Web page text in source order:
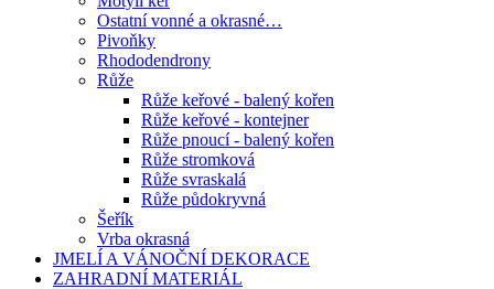
Ostatní vonné a okrasné…
Pivoňky
Rhododendrony
Růže
Růže keřové - balený kořen
Růže keřové - kontejner
Růže pnoucí - balený kořen
Růže stromková
Růže svraskalá
Růže půdokryvná
Šeřík
Vrba okrasná
JMELÍ A VÁNOČNÍ DEKORACE
ZAHRADNÍ MATERIÁL